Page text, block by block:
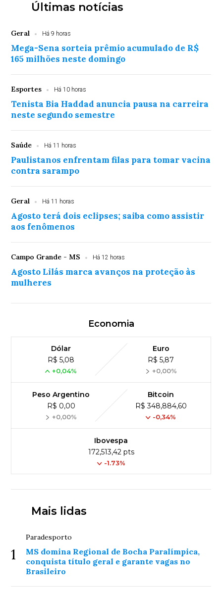
Últimas notícias
Geral Há 9 horas
Mega-Sena sorteia prêmio acumulado de R$
165 milhões neste domingo
Esportes Há 10 horas
Tenista Bia Haddad anuncia pausa na carreira
neste segundo semestre
Saúde Há 11 horas
Paulistanos enfrentam filas para tomar vacina
contra sarampo
Geral Há 11 horas
Agosto terá dois eclipses; saiba como assistir
aos fenômenos
Campo Grande - MS Há 12 horas
Agosto Lilás marca avanços na proteção às
mulheres
Economia
Dólar
R$ 5,08
+0,04%
Euro
R$ 5,87
+0,00%
Peso Argentino
R$ 0,00
+0,00%
Bitcoin
R$ 348,884,60
-0,34%
Ibovespa
172,513,42 pts
-1.73%
Mais lidas
1
Paradesporto
MS domina Regional de Bocha Paralímpica,
conquista título geral e garante vagas no
Brasileiro